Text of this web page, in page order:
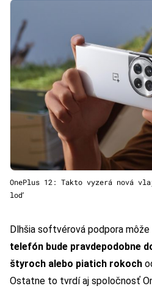
OnePlus 12: Takto vyzerá nová
loď
Dlhšia softvérová podpora
telefón bude pravdepodobne
štyroch alebo piatich rokoch
Ostatne to tvrdí aj spoločnosť